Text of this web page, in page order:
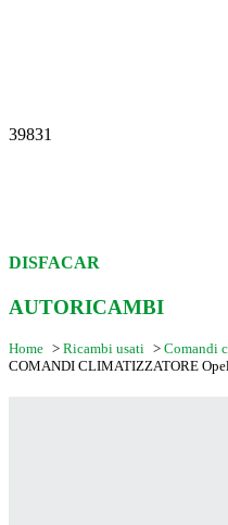
39831
DISFACAR
AUTORICAMBI
Home > Ricambi usati > Comandi
COMANDI CLIMATIZZATORE